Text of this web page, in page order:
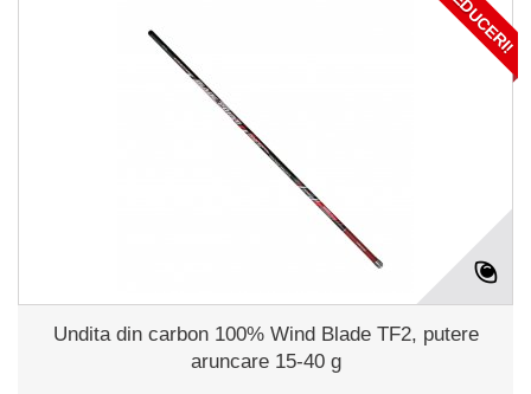
REDUCERI!
Undita din carbon 100% Wind Blade TF2, putere
aruncare 15-40 g